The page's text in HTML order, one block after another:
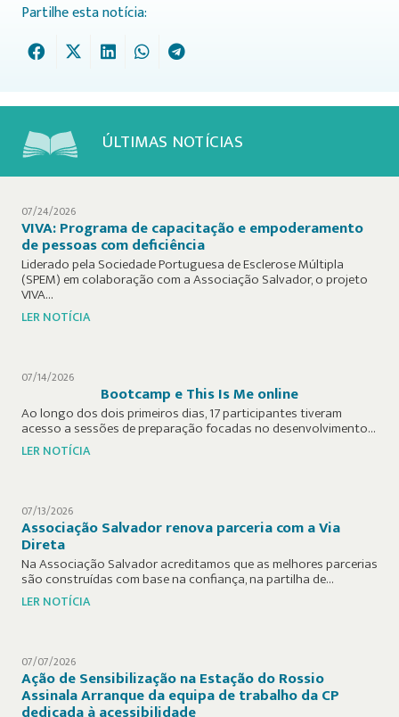
Partilhe esta notícia:
ÚLTIMAS NOTÍCIAS
07/24/2026
VIVA: Programa de capacitação e empoderamento
de pessoas com deficiência
Liderado pela Sociedade Portuguesa de Esclerose Múltipla
(SPEM) em colaboração com a Associação Salvador, o projeto
VIVA…
LER NOTÍCIA
07/14/2026
Bootcamp e This Is Me online
Ao longo dos dois primeiros dias, 17 participantes tiveram
acesso a sessões de preparação focadas no desenvolvimento…
LER NOTÍCIA
07/13/2026
Associação Salvador renova parceria com a Via
Direta
Na Associação Salvador acreditamos que as melhores parcerias
são construídas com base na confiança, na partilha de…
LER NOTÍCIA
07/07/2026
Ação de Sensibilização na Estação do Rossio
Assinala Arranque da equipa de trabalho da CP